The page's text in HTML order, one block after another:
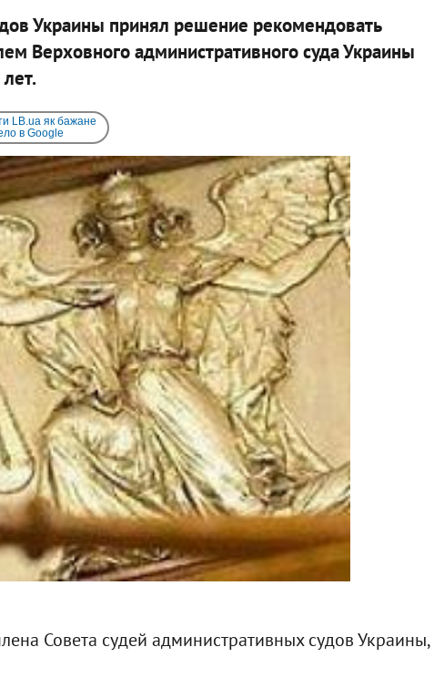
Украины принял решение рекомендовать
Верховного административного суда Украины
LB.ua як бажане
в Google
Совета судей административных судов Украины,